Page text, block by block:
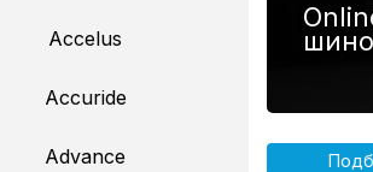
Accelus
Accuride
Advance